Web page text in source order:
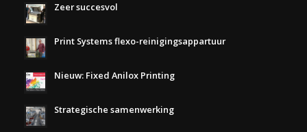
Zeer succesvol
Print Systems flexo-reinigingsappartuur
Nieuw: Fixed Anilox Printing
Strategische samenwerking